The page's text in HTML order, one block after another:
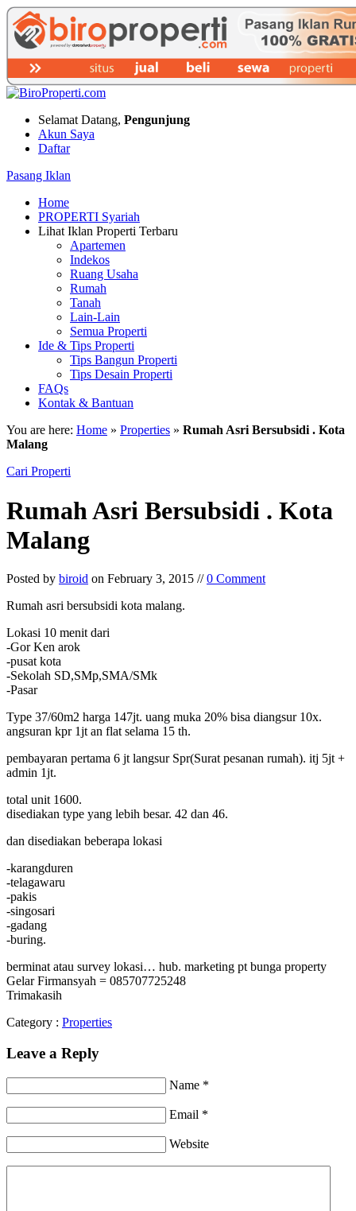
Selamat Datang, Pengunjung
Akun Saya
Daftar
Pasang Iklan
Home
PROPERTI Syariah
Lihat Iklan Properti Terbaru
Apartemen
Indekos
Ruang Usaha
Rumah
Tanah
Lain-Lain
Semua Properti
Ide & Tips Properti
Tips Bangun Properti
Tips Desain Properti
FAQs
Kontak & Bantuan
You are here: Home » Properties » Rumah Asri Bersubsidi . Kota
Malang
Cari Properti
Rumah Asri Bersubsidi . Kota
Malang
Posted by biroid on February 3, 2015 //0 Comment
Rumah asri bersubsidi kota malang.
Lokasi 10 menit dari
-Gor Ken arok
-pusat kota
-Sekolah SD,SMp,SMA/SMk
-Pasar
Type 37/60m2 harga 147jt. uang muka 20% bisa diangsur 10x.
angsuran kpr 1jt an flat selama 15 th.
pembayaran pertama 6 jt langsur Spr(Surat pesanan rumah). itj 5jt +
admin 1jt.
total unit 1600.
disediakan type yang lebih besar. 42 dan 46.
dan disediakan beberapa lokasi
-karangduren
-telagawaru
-pakis
-singosari
-gadang
-buring.
berminat atau survey lokasi… hub. marketing pt bunga property
Gelar Firmansyah = 085707725248
Trimakasih
Category : Properties
Leave a Reply
Name *
Email *
Website